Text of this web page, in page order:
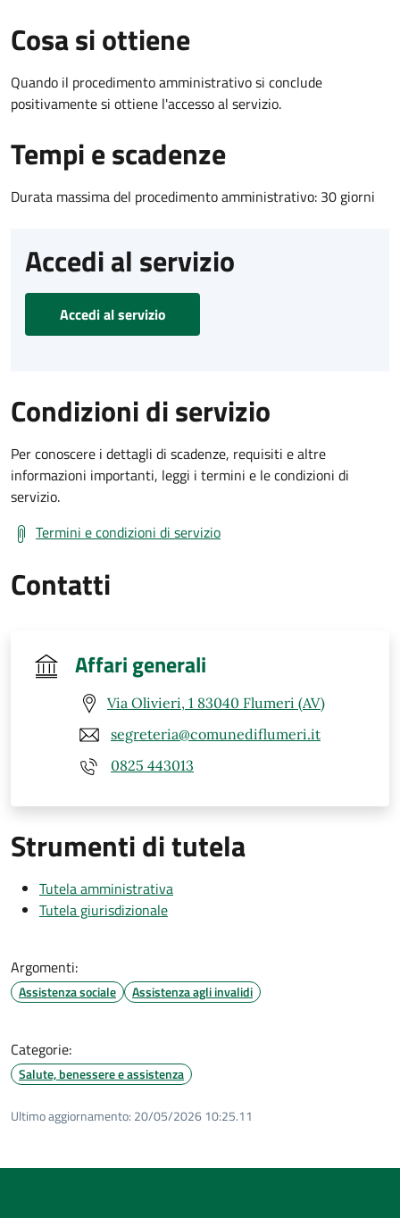
Cosa si ottiene
Quando il procedimento amministrativo si conclude
positivamente si ottiene l'accesso al servizio.
Tempi e scadenze
Durata massima del procedimento amministrativo: 30 giorni
Accedi al servizio
Accedi al servizio
Condizioni di servizio
Per conoscere i dettagli di scadenze, requisiti e altre
informazioni importanti, leggi i termini e le condizioni di
servizio.
Termini e condizioni di servizio
Contatti
Affari generali
Via Olivieri, 1 83040 Flumeri (AV)
segreteria@comunediflumeri.it
0825 443013
Strumenti di tutela
Tutela amministrativa
Tutela giurisdizionale
Argomenti:
Assistenza sociale Assistenza agli invalidi
Categorie:
Salute, benessere e assistenza
Ultimo aggiornamento: 20/05/2026 10:25.11